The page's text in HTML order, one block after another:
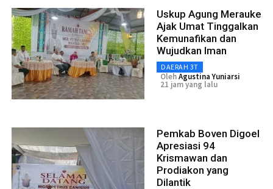
Uskup Agung Merauke
Ajak Umat Tinggalkan
Kemunafikan dan
Wujudkan Iman
DAERAH 3T
OlehAgustina Yuniarsi
21 jam yang lalu
Pemkab Boven Digoel
Apresiasi 94
Krismawan dan
Prodiakon yang
Dilantik